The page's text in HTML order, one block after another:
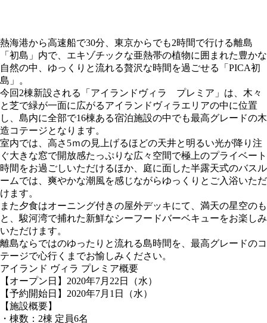
熱海港から高速船で30分、東京からでも2時間で行ける離島
「初島」内で、エキゾチックな亜熱帯の植物に囲まれた豊かな
自然の中、ゆっくりと流れる贅沢な時間を過ごせる「PICA初
島」。
今回2棟新設される「アイランドヴィラ プレミア」は、木々
と芝で緑が一面に広がるアイランドヴィラエリアの中に位置
し、島内に全部で16棟ある宿泊施設の中でも最高グレードの木
造コテージとなります。
室内では、高さ5ｍの見上げるほどの天井と明るい光が降り注
ぐ大きな窓で開放感たっぷりな広々空間で極上のプライベート
時間をお過ごしいただけるほか、庭に面した半露天式のバスル
ームでは、爽やかな潮風を感じながらゆっくりとご入浴いただ
けます。
また夕食はオーニング付きの屋外デッキにて、満天の星空のも
と、駿河湾で捕れた新鮮なシーフードバーベキューをお楽しみ
いただけます。
離島ならではのゆったりと流れる島時間を、最高グレードのコ
テージで心行くまでお愉しみください。
アイランド ヴィラ プレミア概要
【オープン日】2020年7月22日（水）
【予約開始日】2020年7月1日（水）
【施設概要】
・棟数：2棟 定員6名